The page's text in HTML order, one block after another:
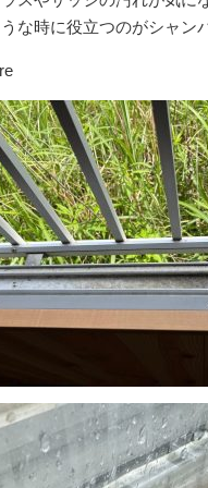
な時に役立つのがシャン